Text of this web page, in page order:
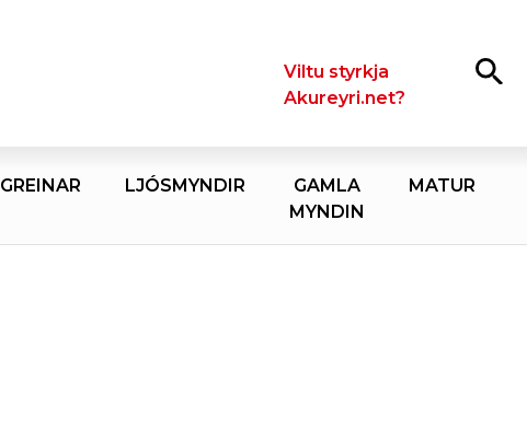
LeitaViltu styrkja
Akureyri.net?
LJÓSMYNDIR
GAMLA
MYNDIN
MATUR